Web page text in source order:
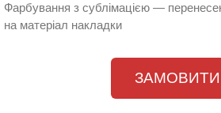
Фарбування з сублімацією —
на матеріал накладки
ЗАМОВИТИ